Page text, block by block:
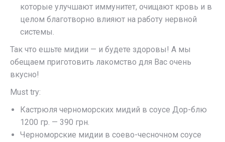
которые улучшают иммунитет, очищают кровь и в
целом благотворно влияют на работу нервной
системы.
Так что ешьте мидии — и будете здоровы! А мы
обещаем приготовить лакомство для Вас очень
вкусно!
Must try:
Кастрюля черноморских мидий в соусе Дор-блю
1200 гр. — 390 грн.
Черноморские мидии в соево-чесночном соусе